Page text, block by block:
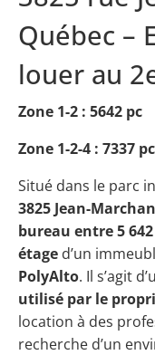
Québec –
louer au
Zone 1-2 : 5642 pc
Zone 1-2-4 : 7337 pc
Situé dans le parc
3825 Jean-
bureau entre 5 642
étage d’un
PolyAlto. Il s’agit
utilisé par le
location à des
recherche d’un